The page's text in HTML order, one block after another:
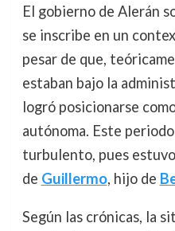
El gobierno de Alerán
se inscribe en un
pesar de que,
estaban bajo la
logró posicionarse
autónoma. Este
turbulento, pues
de Guillermo, hijo de
Según las crónicas, la